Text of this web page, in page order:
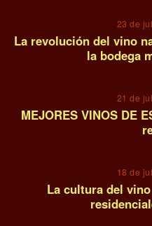
23 de
La revolución del vino
la bodega
21 de
MEJORES VINOS DE
18 de
La cultura del